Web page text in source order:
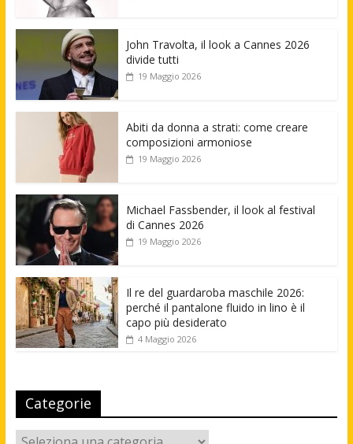
John Travolta, il look a Cannes 2026
divide tutti
19 Maggio 2026
Abiti da donna a strati: come creare
composizioni armoniose
19 Maggio 2026
Michael Fassbender, il look al festival
di Cannes 2026
19 Maggio 2026
Il re del guardaroba maschile 2026:
perché il pantalone fluido in lino è il
capo più desiderato
4 Maggio 2026
Categorie
Categorie